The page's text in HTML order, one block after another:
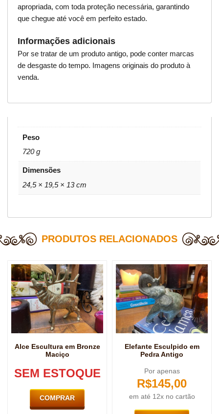
apropriada, com toda proteção necessária, garantindo
que chegue até você em perfeito estado.
Informações adicionais
Por se tratar de um produto antigo, pode conter marcas
de desgaste do tempo. Imagens originais do produto à
venda.
Peso
720 g
Dimensões
24,5 × 19,5 × 13 cm
PRODUTOS RELACIONADOS
Alce Escultura em Bronze
Maciço
SEM ESTOQUE
COMPRAR
Elefante Esculpido em
Pedra Antigo
Por apenas
R$145,00
em até 12x no cartão